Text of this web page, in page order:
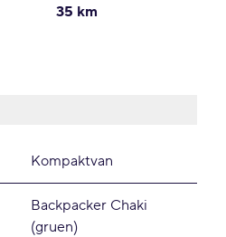
35 km
Kompaktvan
Backpacker Chaki
(gruen)